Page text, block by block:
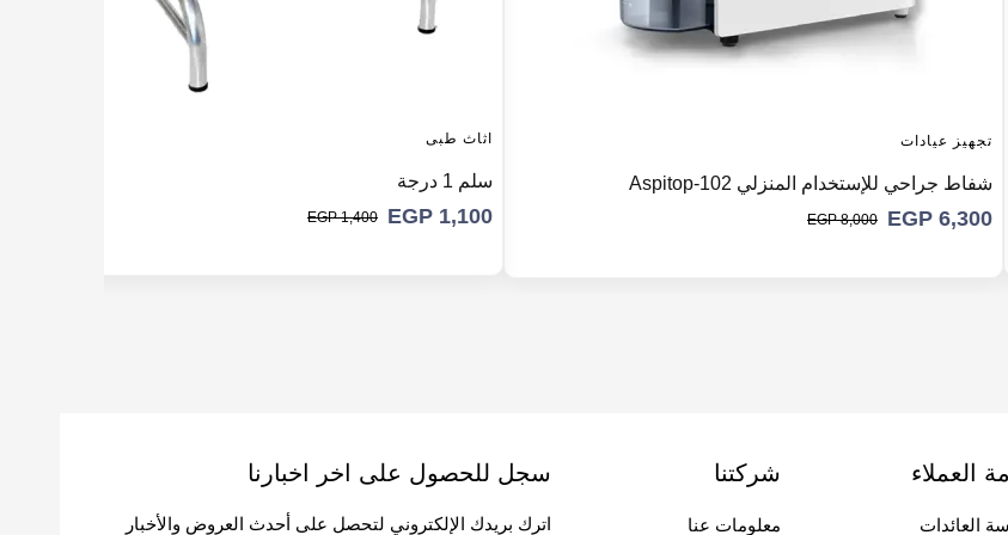
تجهيز عيادات
شفاط جراحي للإستخدام المنزلي Aspitop-102
EGP 6,300
EGP8,000
اثاث طبى
سلم 1 درجة
EGP 1,100
EGP1,400
العملاء
العائدات
شركتنا
معلومات عنا
سجل للحصول على اخر اخبارنا
اترك بريدك الإلكتروني لتحصل على أحدث العروض والأخبار